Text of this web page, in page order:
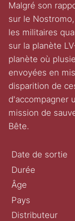
Malgré son
sur le
les militaires
sur la planète
planète où
envoyées en
disparition de
d'accompagner
mission de
Bête.
Date de sortie
Durée
Âge
Pays
Distributeur